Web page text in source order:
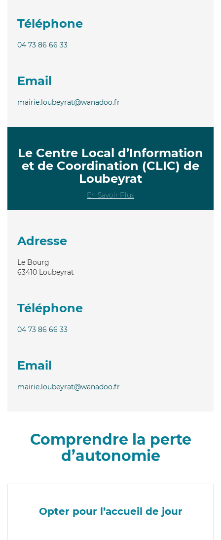
Téléphone
04 73 86 66 33
Email
mairie.loubeyrat@wanadoo.fr
Le Centre Local d’Information
et de Coordination (CLIC) de
Loubeyrat
En Savoir Plus
Adresse
Le Bourg
63410 Loubeyrat
Téléphone
04 73 86 66 33
Email
mairie.loubeyrat@wanadoo.fr
Comprendre la perte
d’autonomie
Opter pour l’accueil de jour